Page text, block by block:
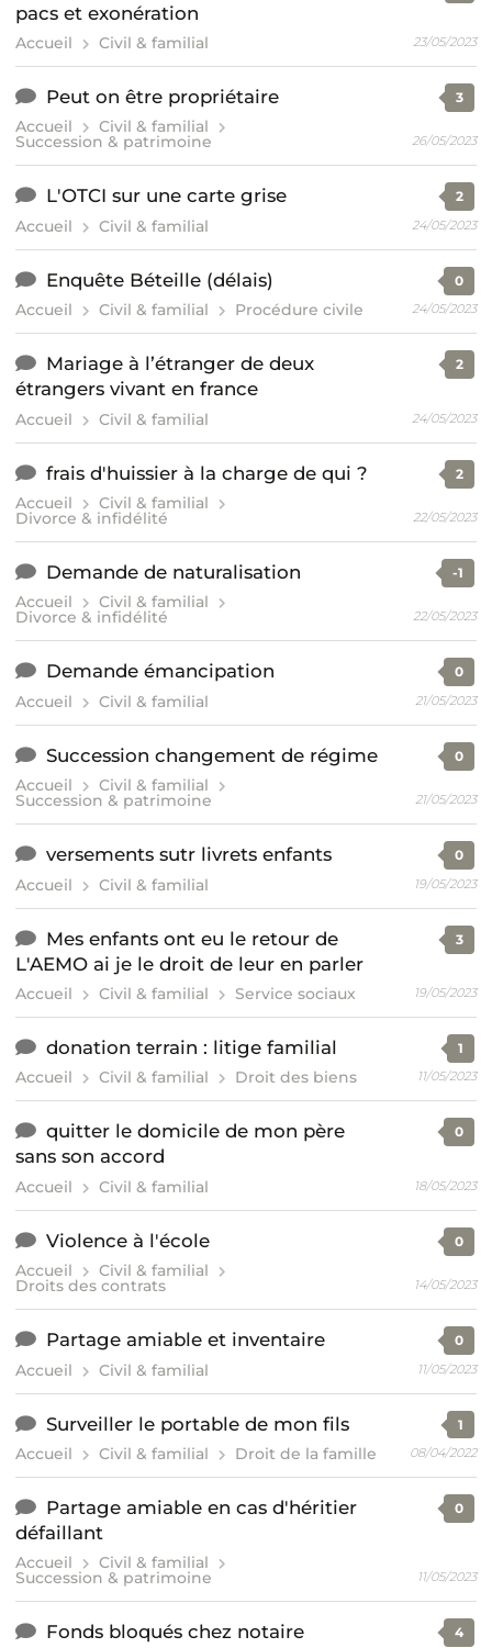
pacs et exonération
Accueil Civil & familial 23/05/2023
Peut on être propriétaire
Accueil Civil & familial
Succession & patrimoine
3
26/05/2023
L'OTCI sur une carte grise
Accueil Civil & familial
2
24/05/2023
Enquête Béteille (délais)
Accueil Civil & familial Procédure civile
0
24/05/2023
Mariage à l’étranger de deux
étrangers vivant en france
Accueil Civil & familial
2
24/05/2023
frais d'huissier à la charge de qui ?
Accueil Civil & familial
Divorce & infidélité
2
22/05/2023
Demande de naturalisation
Accueil Civil & familial
Divorce & infidélité
-1
22/05/2023
Demande émancipation
Accueil Civil & familial
0
21/05/2023
Succession changement de régime
Accueil Civil & familial
Succession & patrimoine
0
21/05/2023
versements sutr livrets enfants
Accueil Civil & familial
0
19/05/2023
Mes enfants ont eu le retour de
L'AEMO ai je le droit de leur en parler
Accueil Civil & familial Service sociaux
3
19/05/2023
donation terrain : litige familial
Accueil Civil & familial Droit des biens
1
11/05/2023
quitter le domicile de mon père
sans son accord
Accueil Civil & familial
0
18/05/2023
Violence à l'école
Accueil Civil & familial
Droits des contrats
0
14/05/2023
Partage amiable et inventaire
Accueil Civil & familial
0
11/05/2023
Surveiller le portable de mon fils
Accueil Civil & familial Droit de la famille
1
08/04/2022
Partage amiable en cas d'héritier
défaillant
Accueil Civil & familial
Succession & patrimoine
0
11/05/2023
Fonds bloqués chez notaire 4